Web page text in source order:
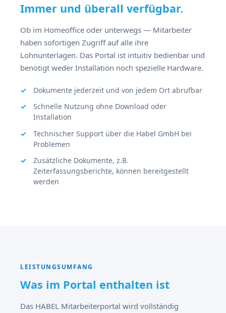
Immer und überall verfügbar.
Ob im Homeoffice oder unterwegs — Mitarbeiter
haben sofortigen Zugriff auf alle ihre
Lohnunterlagen. Das Portal ist intuitiv bedienbar und
benötigt weder Installation noch spezielle Hardware.
Dokumente jederzeit und von jedem Ort abrufbar
Schnelle Nutzung ohne Download oder
Installation
Technischer Support über die Habel GmbH bei
Problemen
Zusätzliche Dokumente, z.B.
Zeiterfassungsberichte, können bereitgestellt
werden
LEISTUNGSUMFANG
Was im Portal enthalten ist
Das HABEL Mitarbeiterportal wird vollständig